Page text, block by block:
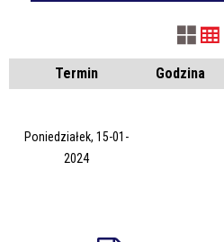
Kategoria
Trwające w zakresie
Termin Godzina
Poniedziałek, 15-01-
2024